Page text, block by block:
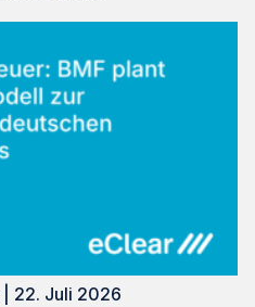
| 22. Juli 2026